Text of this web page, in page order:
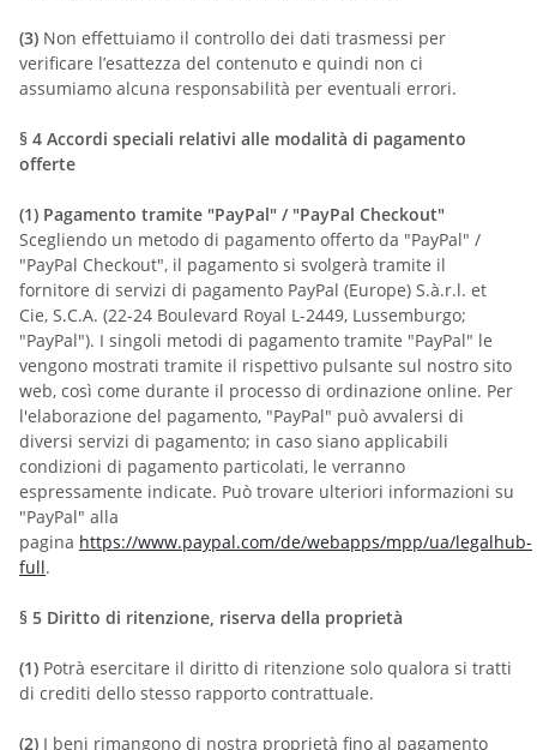
(3) Non effettuiamo il controllo dei dati trasmessi per
verificare l’esattezza del contenuto e quindi non ci
assumiamo alcuna responsabilità per eventuali errori.
§ 4 Accordi speciali relativi alle modalità di pagamento
offerte
(1) Pagamento tramite "PayPal" / "PayPal Checkout"
Scegliendo un metodo di pagamento offerto da "PayPal" /
"PayPal Checkout", il pagamento si svolgerà tramite il
fornitore di servizi di pagamento PayPal (Europe) S.à.r.l. et
Cie, S.C.A. (22-24 Boulevard Royal L-2449, Lussemburgo;
"PayPal"). I singoli metodi di pagamento tramite "PayPal" le
vengono mostrati tramite il rispettivo pulsante sul nostro sito
web, così come durante il processo di ordinazione online. Per
l'elaborazione del pagamento, "PayPal" può avvalersi di
diversi servizi di pagamento; in caso siano applicabili
condizioni di pagamento particolati, le verranno
espressamente indicate. Può trovare ulteriori informazioni su
"PayPal" alla
pagina https://www.paypal.com/de/webapps/mpp/ua/legalhub-
full.
§ 5 Diritto di ritenzione, riserva della proprietà
(1) Potrà esercitare il diritto di ritenzione solo qualora si tratti
di crediti dello stesso rapporto contrattuale.
(2) I beni rimangono di nostra proprietà fino al pagamento